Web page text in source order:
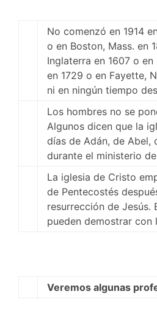
No comenzó en 1914
o en Boston, Mass. en
Inglaterra en 1607 o
en 1729 o en Fayette,
ni en ningún tiempo
Los hombres no se
Algunos dicen que la
días de Adán, de Abel,
durante el ministerio
La iglesia de Cristo
de Pentecostés
resurrección de Jesús.
pueden demostrar con
Veremos algunas